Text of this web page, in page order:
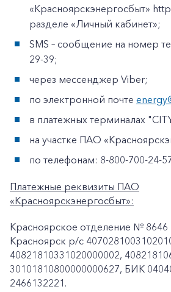
«Красноярскэнергосбыт»
разделе «Личный кабинет»;
SMS – сообщение на номер
29-39;
через мессенджер Viber;
по электронной почте
в платежных терминалах
на участке ПАО
по телефонам: 8-800-700-24-
Платежные реквизиты ПАО
«Красноярскэнергосбыт»:
Красноярское отделение №
Красноярск p/c
40821810331020000002,
30101810800000000627, БИК
2466132221.